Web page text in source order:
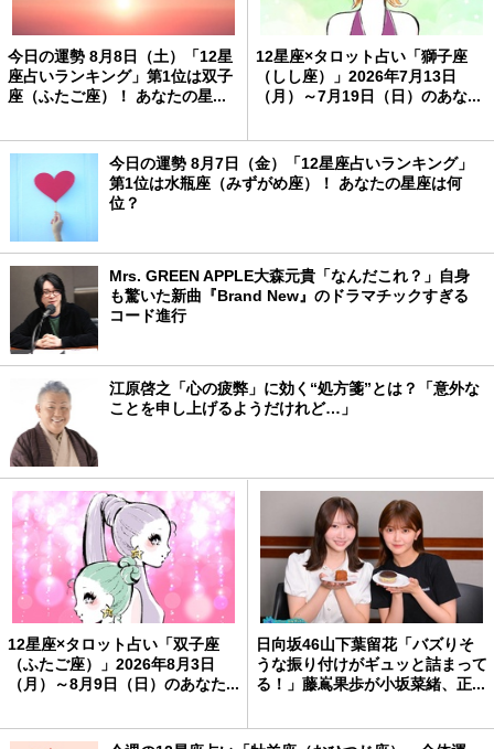
今日の運勢 8月8日（土）「12星
座占いランキング」第1位は双子
座（ふたご座）！ あなたの星...
12星座×タロット占い「獅子座
（しし座）」2026年7月13日
（月）～7月19日（日）のあな...
今日の運勢 8月7日（金）「12星座占いランキング」
第1位は水瓶座（みずがめ座）！ あなたの星座は何
位？
Mrs. GREEN APPLE大森元貴「なんだこれ？」自身
も驚いた新曲『Brand New』のドラマチックすぎる
コード進行
江原啓之「心の疲弊」に効く“処方箋”とは？「意外な
ことを申し上げるようだけれど…」
12星座×タロット占い「双子座
（ふたご座）」2026年8月3日
（月）～8月9日（日）のあなた...
日向坂46山下葉留花「バズりそ
うな振り付けがギュッと詰まって
る！」藤嶌果歩が小坂菜緒、正...